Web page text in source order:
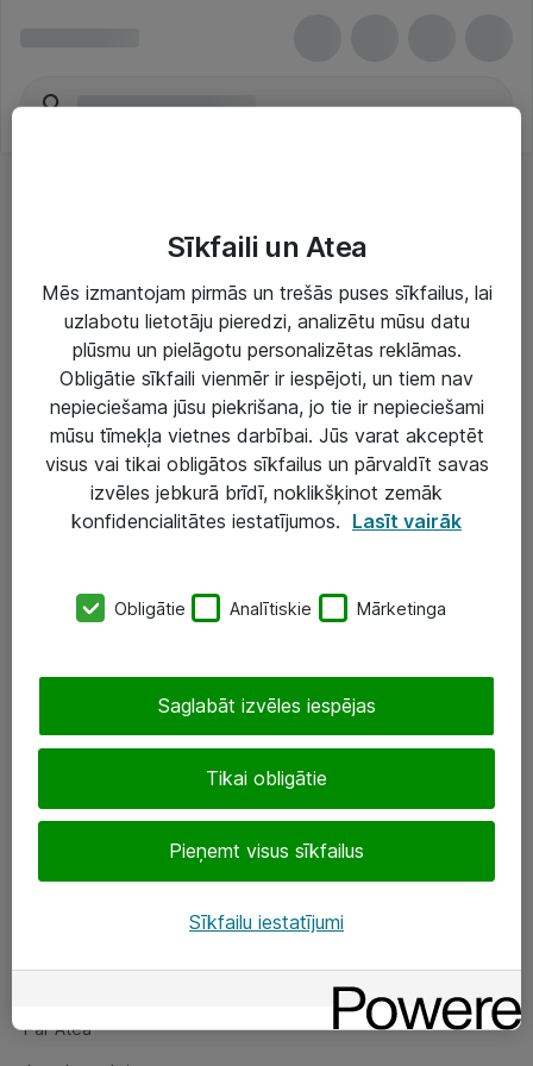
Risinājumi & Pakalpojumi
IT serviss un atbalsts
IT infrastruktūra
Darba vietu IT risinājumi
Serveri un datu centri
SIA „ATEA”
eShop@atea.lv
Sekojiet mums
Par Atea
Par Atea
Sīkfaili un Atea
Mēs izmantojam pirmās un trešās puses sīkfailus, lai
uzlabotu lietotāju pieredzi, analizētu mūsu datu
plūsmu un pielāgotu personalizētas reklāmas.
Obligātie sīkfaili vienmēr ir iespējoti, un tiem nav
nepieciešama jūsu piekrišana, jo tie ir nepieciešami
mūsu tīmekļa vietnes darbībai. Jūs varat akceptēt
visus vai tikai obligātos sīkfailus un pārvaldīt savas
izvēles jebkurā brīdī, noklikšķinot zemāk
konfidencialitātes iestatījumos. Lasīt vairāk
Obligātie Analītiskie Mārketinga
Tikai obligātie
Pieņemt visus sīkfailus
Saglabāt izvēles iespējas
Sīkfailu iestatījumi